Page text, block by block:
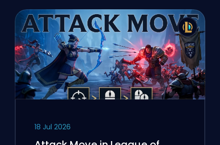
18 Jul 2026